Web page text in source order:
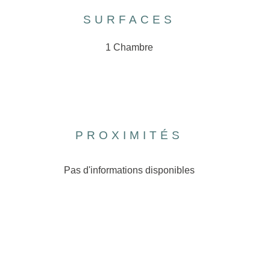
SURFACES
1 Chambre
PROXIMITÉS
Pas d'informations disponibles